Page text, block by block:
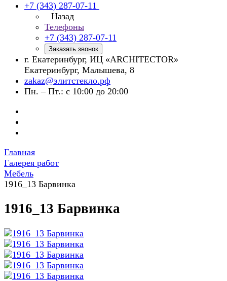
+7 (343) 287-07-11
Назад
Телефоны
+7 (343) 287-07-11
Заказать звонок
г. Екатеринбург, ИЦ «ARCHITECTOR»
Екатеринбург, Малышева, 8
zakaz@элитстекло.рф
Пн. – Пт.: с 10:00 до 20:00
Главная
Галерея работ
Мебель
1916_13 Барвинка
1916_13 Барвинка